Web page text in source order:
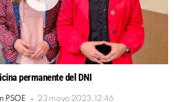
permanente del DNI
PSOE 23 mayo 2023, 12:46